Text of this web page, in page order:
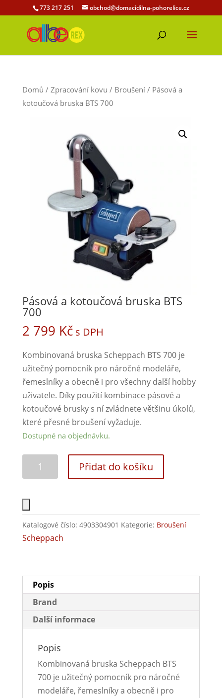
773 217 251 obchod@domacidilna-pohorelice.cz
Domů / Zpracování kovu / Broušení/ Pásová a
kotoučová bruska BTS 700
Pásová a kotoučová bruska BTS
700
2 799 Kč s DPH
Kombinovaná bruska Scheppach BTS 700 je
užitečný pomocník pro náročné modeláře,
řemeslníky a obecně i pro všechny další hobby
uživatele. Díky použití kombinace pásové a
kotoučové brusky s ní zvládnete většinu úkolů,
které přesné broušení vyžaduje.
Dostupné na objednávku.
Přidat do košíku
Katalogové číslo: 4903304901 Kategorie: Broušení
Scheppach
Popis
Brand
Další informace
Popis
Kombinovaná bruska Scheppach BTS
700 je užitečný pomocník pro náročné
modeláře, řemeslníky a obecně i pro